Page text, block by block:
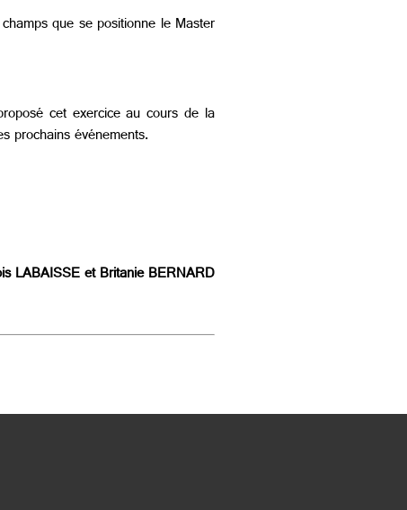
que se positionne le Master
cet exercice au cours de la
prochains événements.
LABAISSE et Britanie BERNARD